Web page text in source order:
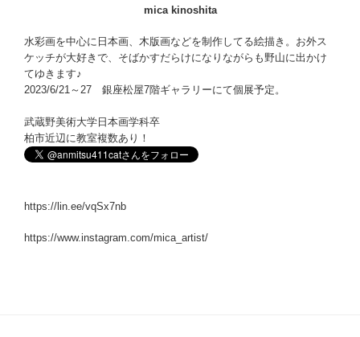
mica kinoshita
水彩画を中心に日本画、木版画などを制作してる絵描き。お外ス
ケッチが大好きで、そばかすだらけになりながらも野山に出かけ
てゆきます♪
2023/6/21～27 銀座松屋7階ギャラリーにて個展予定。
武蔵野美術大学日本画学科卒
柏市近辺に教室複数あり！
https://lin.ee/vqSx7nb
https://www.instagram.com/mica_artist/